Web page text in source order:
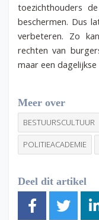
toezichthouders
beschermen. Dus
verbeteren. Zo
rechten van
maar een
Meer over
BESTUURSCULTUUR
POLITIEACADEMIE
Deel dit artikel